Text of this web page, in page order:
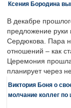
Ксения Бородина
В декабре
предложение руки
Сердюкова. Пара
отношений – как
Церемония прошла
планирует через
Виктория Боня о
молчание коллег по